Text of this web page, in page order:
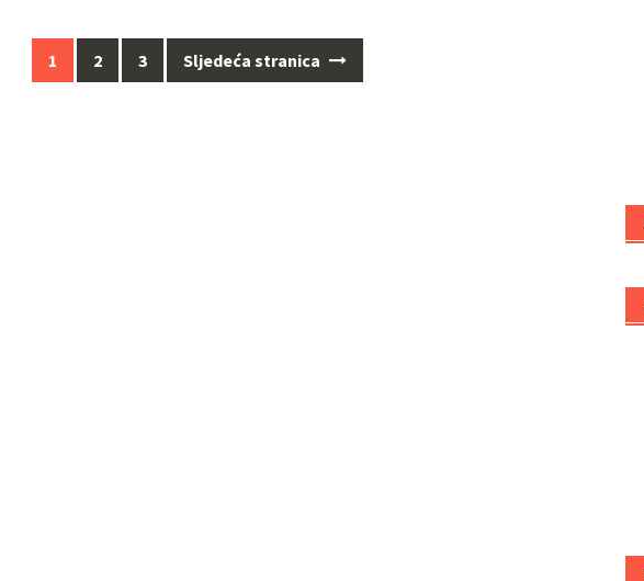
1 2 3 Sljedeća stranica